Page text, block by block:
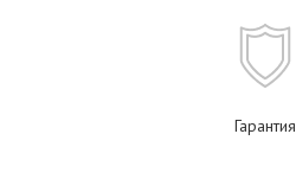
Гарантия